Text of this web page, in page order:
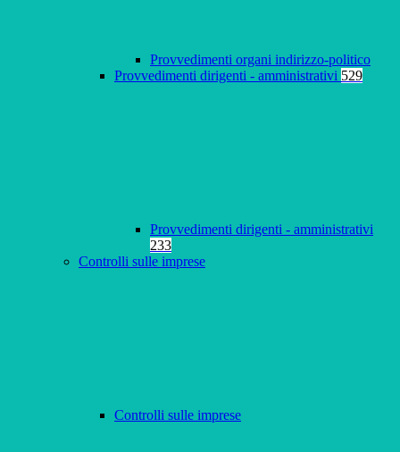
Provvedimenti organi indirizzo-politico
Provvedimenti dirigenti - amministrativi 529
Provvedimenti dirigenti - amministrativi
233
Controlli sulle imprese
Controlli sulle imprese